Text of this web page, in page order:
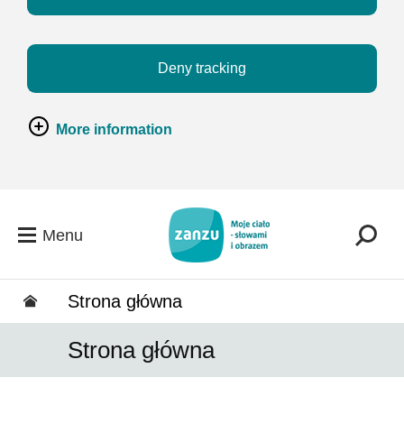
Deny tracking
More information
Menu
Strona główna
Strona główna